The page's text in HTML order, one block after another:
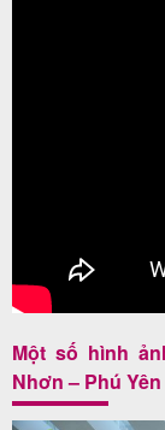
Tuyển
dụng
Một số hình
Nhơn – Phú